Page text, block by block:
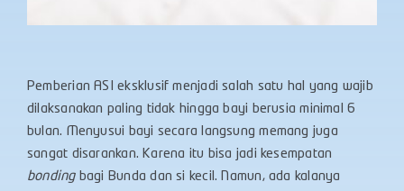
Pemberian ASI eksklusif menjadi salah satu hal yang wajib
dilaksanakan paling tidak hingga bayi berusia minimal 6
bulan. Menyusui bayi secara langsung memang juga
sangat disarankan. Karena itu bisa jadi kesempatan
bondingbagi Bunda dan si kecil. Namun, ada kalanya